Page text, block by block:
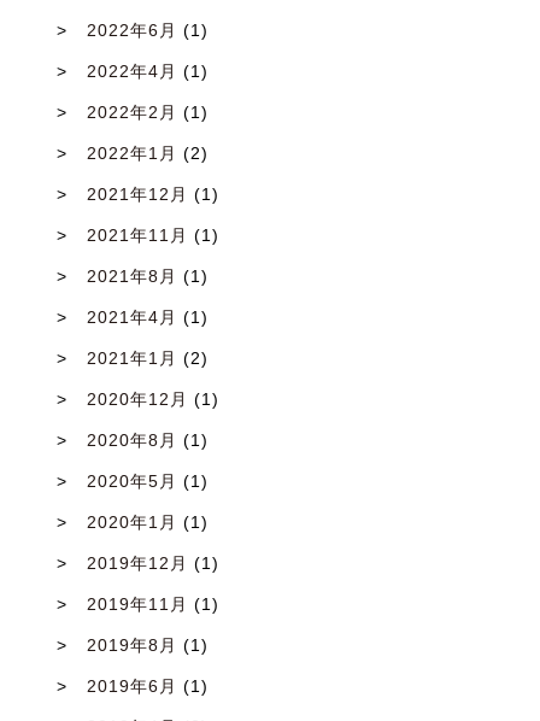
2022年6月 (1)
2022年4月 (1)
2022年2月 (1)
2022年1月 (2)
2021年12月 (1)
2021年11月 (1)
2021年8月 (1)
2021年4月 (1)
2021年1月 (2)
2020年12月 (1)
2020年8月 (1)
2020年5月 (1)
2020年1月 (1)
2019年12月 (1)
2019年11月 (1)
2019年8月 (1)
2019年6月 (1)